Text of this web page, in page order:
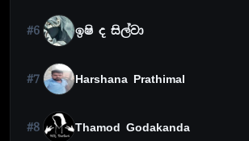
#6 ඉෂි ද සිල්වා
#7 Harshana Prathimal
#8 Thamod Godakanda